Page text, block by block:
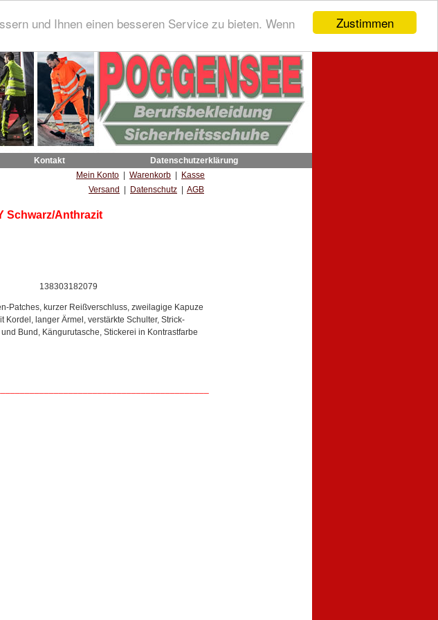
Zustimmen
und Ihnen einen besseren Service zu bieten. Wenn
Kontakt Datenschutzerklärung
Mein Konto Warenkorb
Kasse
Versand
Datenschutz AGB
Schwarz/Anthrazit
138303182079
Patches, kurzer Reißverschluss, zweilagige Kapuze
Kordel, langer Ärmel, verstärkte Schulter, Strick-
Bund, Kängurutasche, Stickerei in Kontrastfarbe